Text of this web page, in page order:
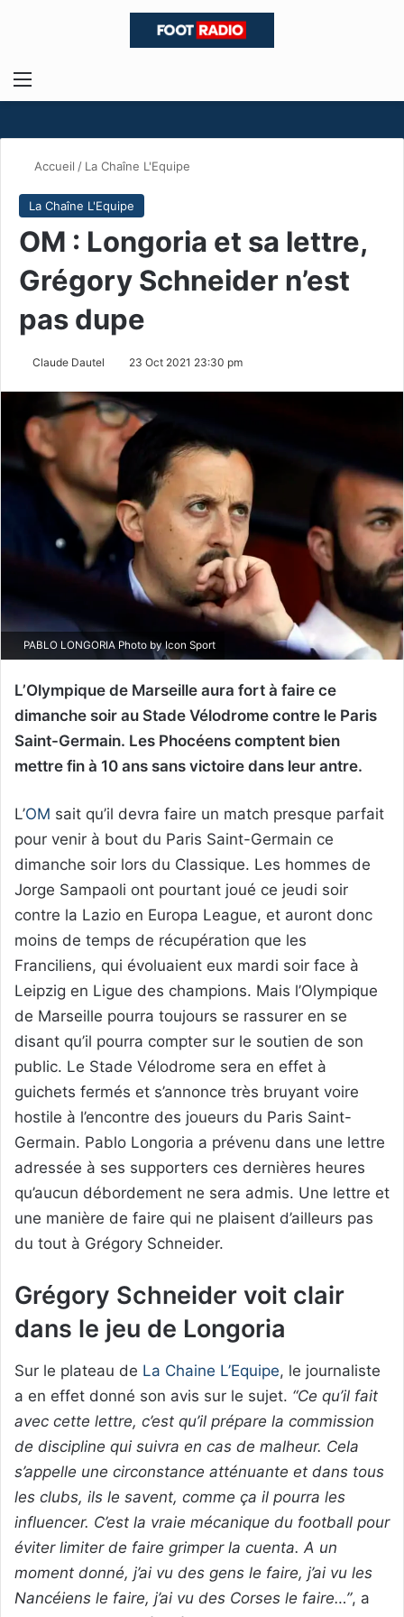
Menu
Accueil / La Chaîne L'Equipe
La Chaîne L'Equipe
OM : Longoria et sa lettre,
Grégory Schneider n’est
pas dupe
Claude Dautel 23 Oct 2021 23:30 pm
PABLO LONGORIA Photo by Icon Sport
L’Olympique de Marseille aura fort à faire ce
dimanche soir au Stade Vélodrome contre le Paris
Saint-Germain. Les Phocéens comptent bien
mettre fin à 10 ans sans victoire dans leur antre.
L’OM sait qu’il devra faire un match presque parfait
pour venir à bout du Paris Saint-Germain ce
dimanche soir lors du Classique. Les hommes de
Jorge Sampaoli ont pourtant joué ce jeudi soir
contre la Lazio en Europa League, et auront donc
moins de temps de récupération que les
Franciliens, qui évoluaient eux mardi soir face à
Leipzig en Ligue des champions. Mais l’Olympique
de Marseille pourra toujours se rassurer en se
disant qu’il pourra compter sur le soutien de son
public. Le Stade Vélodrome sera en effet à
guichets fermés et s’annonce très bruyant voire
hostile à l’encontre des joueurs du Paris Saint-
Germain. Pablo Longoria a prévenu dans une lettre
adressée à ses supporters ces dernières heures
qu’aucun débordement ne sera admis. Une lettre et
une manière de faire qui ne plaisent d’ailleurs pas
du tout à Grégory Schneider.
Grégory Schneider voit clair
dans le jeu de Longoria
Sur le plateau de La Chaine L’Equipe, le journaliste
a en effet donné son avis sur le sujet. “Ce qu’il fait
avec cette lettre, c’est qu’il prépare la commission
de discipline qui suivra en cas de malheur. Cela
s’appelle une circonstance atténuante et dans tous
les clubs, ils le savent, comme ça il pourra les
influencer. C’est la vraie mécanique du football pour
éviter limiter de faire grimper la cuenta. A un
moment donné, j’ai vu des gens le faire, j’ai vu les
Nancéiens le faire, j’ai vu des Corses le faire…”, a